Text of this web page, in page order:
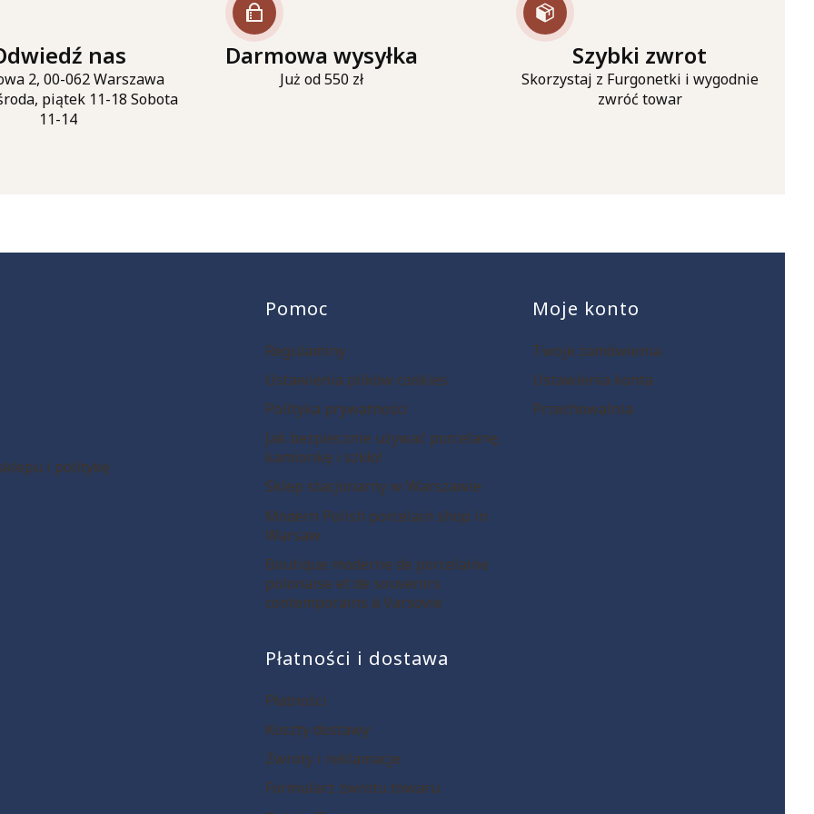
nas
2, 00-062 Warszawa
piątek 11-18 Sobota
11-14
Darmowa wysyłka
Już od 550 zł
Szybki zwrot
Skorzystaj z Furgonetki i wygodnie
zwróć towar
i politykę
Linki w stopce
Pomoc
Regulaminy
Ustawienia plików cookies
Polityka prywatności
Jak bezpiecznie używać porcelanę,
kamionkę i szkło!
Sklep stacjonarny w Warszawie
Modern Polish porcelain shop in
Warsaw
Boutique moderne de porcelaine
polonaise et de souvenirs
contemporains à Varsovie
Moje konto
Twoje zamówienia
Ustawienia konta
Przechowalnia
Płatności i dostawa
Płatności
Koszty dostawy
Zwroty i reklamacje
Formularz zwrotu towaru